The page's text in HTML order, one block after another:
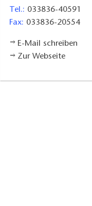
Tel.: 033836-40591
Fax: 033836-20554
E-Mail schreiben
Zur Webseite